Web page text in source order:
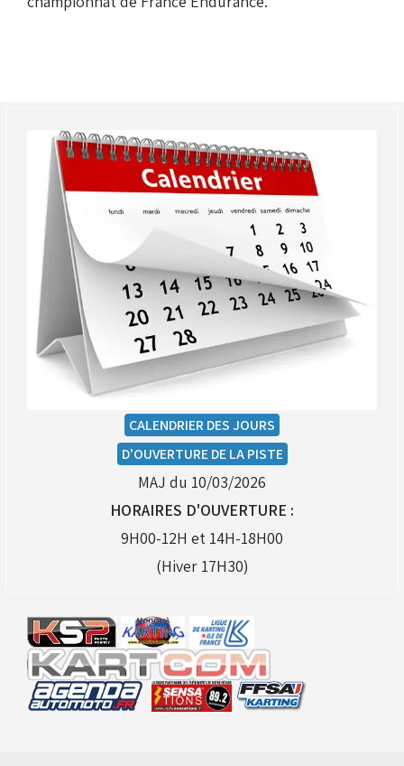
CALENDRIER DES JOURS
D'OUVERTURE DE LA PISTE
MAJ du 10/03/2026
HORAIRES D'OUVERTURE :
9H00-12H et 14H-18H00
(Hiver 17H30)